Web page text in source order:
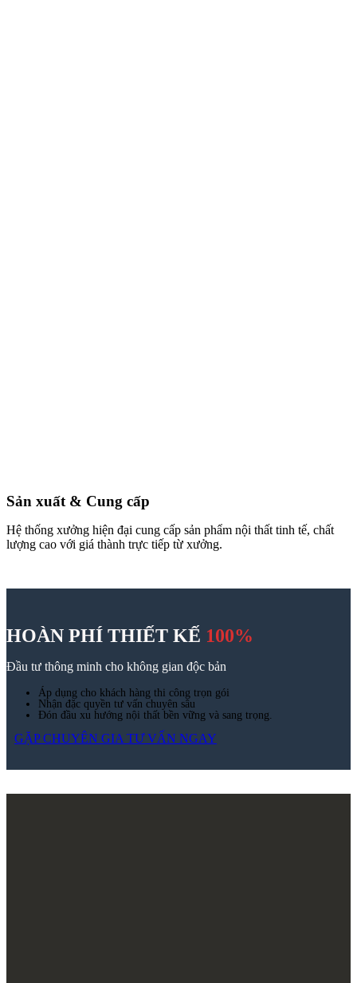
Sản xuất & Cung cấp
Hệ thống xưởng hiện đại cung cấp sản phẩm nội thất tinh tế, chất
lượng cao với giá thành trực tiếp từ xưởng.
HOÀN PHÍ THIẾT KẾ 100%
Đầu tư thông minh cho không gian độc bản
Áp dụng cho khách hàng thi công trọn gói
Nhận đặc quyền tư vấn chuyên sâu
Đón đầu xu hướng nội thất bền vững và sang trọng.
GẶP CHUYÊN GIA TƯ VẤN NGAY